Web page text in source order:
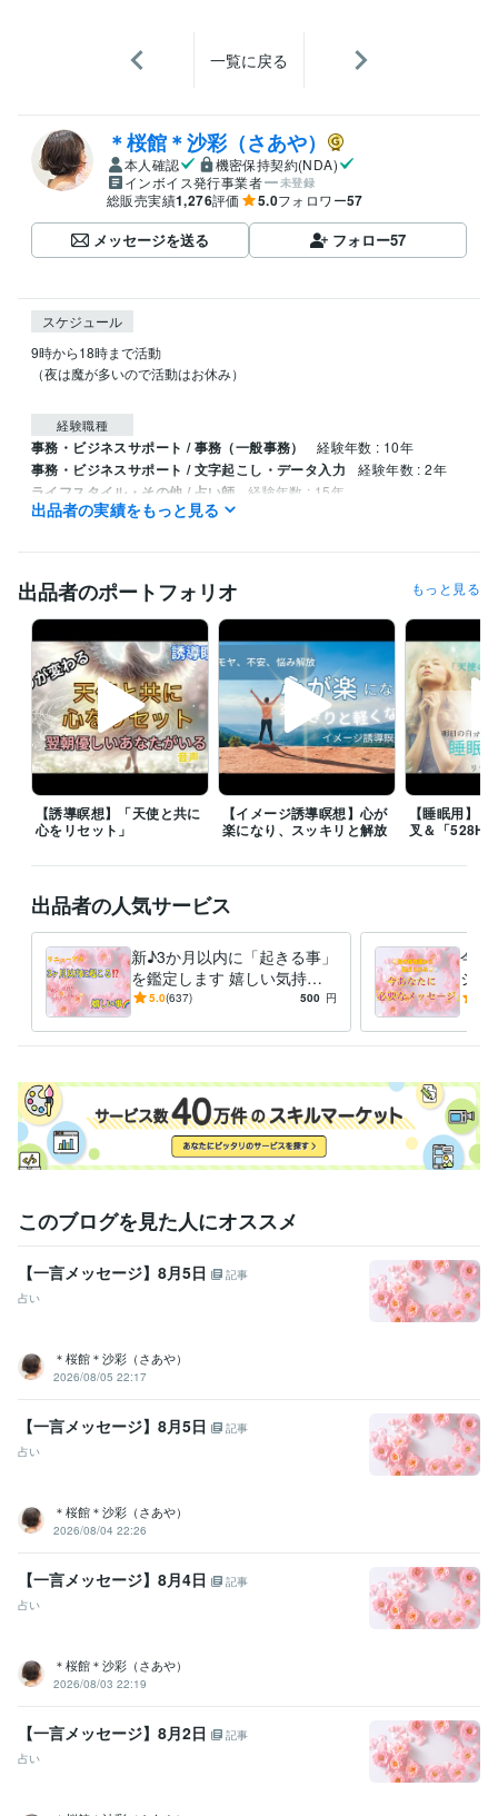
一覧に戻る
＊桜館＊沙彩（さあや）
本人確認
機密保持契約(NDA)
インボイス発行事業者
未登録
総販売実績1,276評価 5.0フォロワー57
メッセージを送る フォロー57
スケジュール
9時から18時まで活動
（夜は魔が多いので活動はお休み）
経験職種
事務・ビジネスサポート / 事務（一般事務） 経験年数 : 10年
事務・ビジネスサポート / 文字起こし・データ入力 経験年数 : 2年
ライフスタイル・その他 / 占い師 経験年数 : 15年
ライフスタイル・その他 / 講師・インストラクター
資格・検定
カラーセラピスト 取得年 : 2011年
プログラミング言語・フレームワーク
HTML:10年
ビジネス・クリエイティブツール
Word:5年Vrew:0年Canva:0年
得意分野
占い
悩み相談・カウンセリング 心理カウンセラー　アートセラピスト
出品者の実績をもっと見る
出品者のポートフォリオ もっと見る
【誘導瞑想】「天使と共に
心をリセット」
【イメージ誘導瞑想】心が
楽になり、スッキリと解放
【睡眠用】
叉＆「528Hz
出品者の人気サービス
新♪3か月以内に「起きる事」
を鑑定します 嬉しい気持ち
になれるお手伝い♪
5.0(637) 500 円
今あ
ジ」
から
このブログを見た人にオススメ
【一言メッセージ】8月5日
記事
占い
＊桜館＊沙彩（さあや）
2026/08/05 22:17
【一言メッセージ】8月5日
記事
占い
＊桜館＊沙彩（さあや）
2026/08/04 22:26
【一言メッセージ】8月4日
記事
占い
＊桜館＊沙彩（さあや）
2026/08/03 22:19
【一言メッセージ】8月2日
記事
占い